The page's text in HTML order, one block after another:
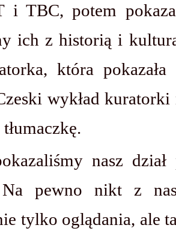
i TBC, potem
ich z historią i
która
wykład
nasz
pewno nikt z
tylko oglądania, ale